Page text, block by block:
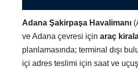
Adana Şakirpaşa Havalimanı
ve Adana çevresi içinaraç
planlamasında; terminal dışı
içi adres teslimi için saat ve